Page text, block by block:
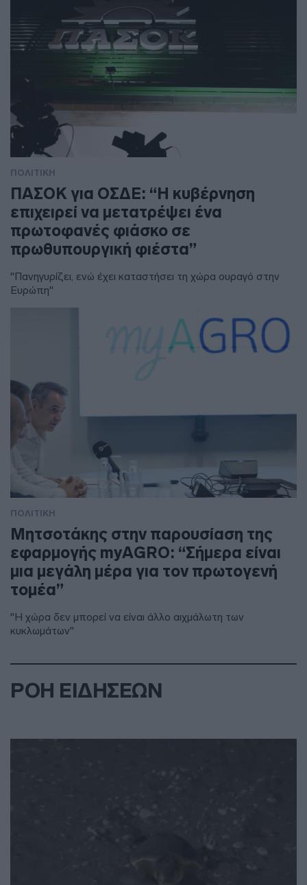
ΠΟΛΙΤΙΚΗ
ΠΑΣΟΚ για ΟΣΔΕ: “Η κυβέρνηση
επιχειρεί να μετατρέψει ένα
πρωτοφανές φιάσκο σε
πρωθυπουργική φιέστα”
"Πανηγυρίζει, ενώ έχει καταστήσει τη χώρα ουραγό στην
Ευρώπη"
ΠΟΛΙΤΙΚΗ
Μητσοτάκης στην παρουσίαση της
εφαρμογής myAGRO: “Σήμερα είναι
μια μεγάλη μέρα για τον πρωτογενή
τομέα”
"Η χώρα δεν μπορεί να είναι άλλο αιχμάλωτη των
κυκλωμάτων"
ΡΟΗ ΕΙΔΗΣΕΩΝ